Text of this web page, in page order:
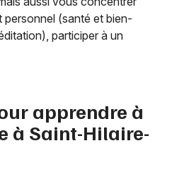
(santé et bien-
participer à un
apprendre à
à Saint-Hilaire-